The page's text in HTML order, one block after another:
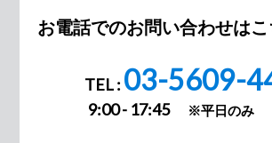
お電話でのお問い合わせはこ
TEL : 03-5609-
9:00 - 17:45 ※平日のみ